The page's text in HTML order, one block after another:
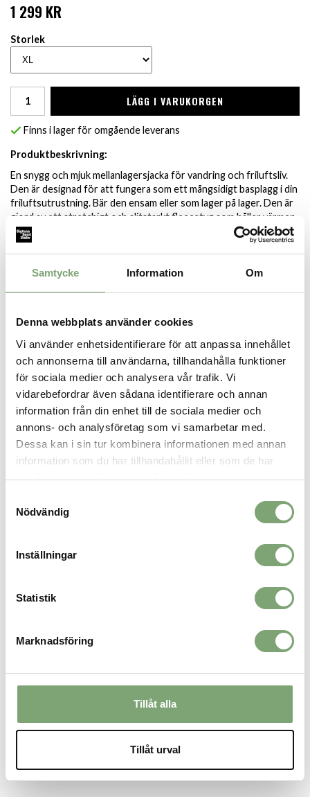
Samtycke Information Om
Denna webbplats använder cookies
Vi använder enhetsidentifierare för att anpassa innehållet
och annonserna till användarna, tillhandahålla funktioner
för sociala medier och analysera vår trafik. Vi
vidarebefordrar även sådana identifierare och annan
information från din enhet till de sociala medier och
annons- och analysföretag som vi samarbetar med.
Dessa kan i sin tur kombinera informationen med annan
information som du har tillhandahållit eller som de har
samlat in när du har använt deras tjänster.
Nödvändig
Inställningar
Statistik
Marknadsföring
Tillåt alla
Tillåt urval
1 299 KR
Storlek
LÄGG I VARUKORGEN
Finns i lager för omgående leverans
Produktbeskrivning:
En snygg och mjuk mellanlagersjacka för vandring och friluftsliv.
Den är designad för att fungera som ett mångsidigt basplagg i din
friluftsutrustning. Bär den ensam eller som lager på lager. Den är
gjord av ett stretchigt och slitstarkt fleecetyg som håller värmen
samtidigt som det andas och torkar snabbt. Den är utrustad med
praktiska funktioner som ett fleecefodrat hakskydd som håller
halsen varm samtidigt som det står emot vädret och fickor med
blixlås för kalla händer och små föremål.
Specifikation:
Varm och andningsbar fleece med fyrvägsstretch
Ståkrage med fleecefodrat hakskydd
Två handfickor med blixtlås och en bröstficka med blixtlås
Elastiska ärmslut
Justerbar fåll
SPARA SOM FAVORIT
Artikelnummer:
Women - True Black